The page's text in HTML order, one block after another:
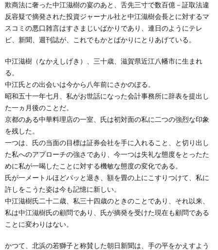
欺商法に奢った中江滋樹の宴のあと、舌先三寸で数百億－証取法違
反容疑で摘発された投資ジャーナル社と中江滋樹会長とに対するマ
スコミの悪口雑言はすさまじいばかりであり、連日のようにテレ
ビ、新聞、週刊誌が、これでもかとばかりにとりあげている。
中江滋樹（なかえしげき）、三十歳、滋賀県近江八幡市に生まれ
る。
中江氏との出会いは今から八年前にさかのぼる。
昭和五十一年七月、私がお世話になった会計事務所に辞表を提出し
た一ヵ月後のことだ。
京都のある中華料理店の一室、氏は初対面の私に二つの強烈な印象
を残した。
一つは、氏の当面の目標は証券会社を手に入れること、と切り出し
た私へのアプローチの強さであり、今一つは失礼な態度をとったた
めに私が一喝したことに対する機敏な態度の変化である。
氏が一メートルほどパッと退き、額を畳の上にこすりつけて、私に
許しをこうた姿は今も記憶に新しい。
中江滋樹氏二十二歳、私三十四歳のときのことであり、それ以来、
私は中江滋樹氏の顧問であり、氏が摘発を受けた現在も顧問である
ことに変わりはない。
かつて、北浜の若獅子と称賛した朝日新聞は、手の平をかえすよう